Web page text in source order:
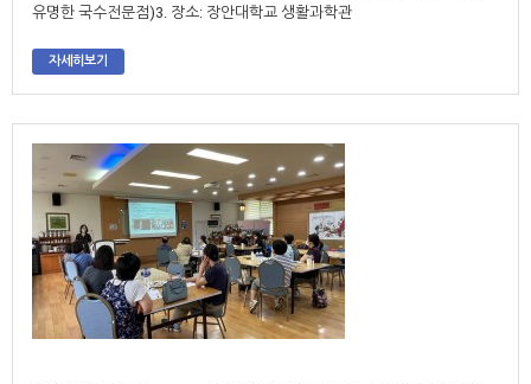
유명한 국수전문점)3. 장소: 장안대학교 생활과학관
자세히보기